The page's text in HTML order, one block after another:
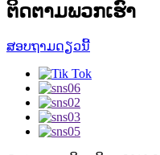
ຕິດຕາມພວກເຮົາ
ສອບຖາມດຽວນີ້